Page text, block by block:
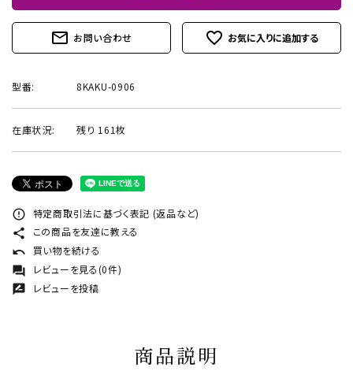
mail_outline お問い合わせ favorite_outline
型番: 8KAKU-0906
在庫状況: 残り 161枚
error_outline 特定商取引法に基づく表記 (返品など)
share この商品を友達に教える
undo 買い物を続ける
forum レビューを見る(0件)
rate_review レビューを投稿
商品説明